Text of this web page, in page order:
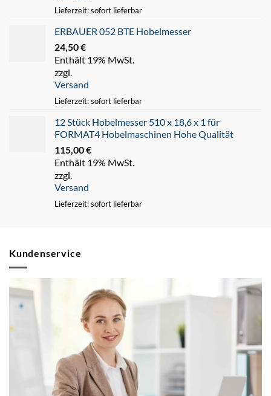
Lieferzeit: sofort lieferbar
ERBAUER 052 BTE Hobelmesser
24,50€
Enthält 19% MwSt.
zzgl.
Versand
Lieferzeit: sofort lieferbar
12 Stück Hobelmesser 510 x 18,6 x 1 für
FORMAT4 Hobelmaschinen Hohe Qualität
115,00€
Enthält 19% MwSt.
zzgl.
Versand
Lieferzeit: sofort lieferbar
Kundenservice